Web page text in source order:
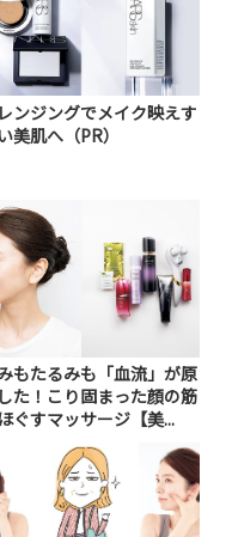
ンジングでメイク映えす
美肌へ（PR）
もたるみも「血流」が原
た！こり固まった顔の筋
ぐすマッサージ【美...